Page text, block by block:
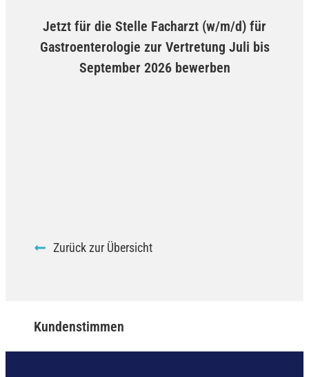
Jetzt für die Stelle Facharzt (w/m/d) für
Gastroenterologie zur Vertretung Juli bis
September 2026 bewerben
Zurück zur Übersicht
Kundenstimmen